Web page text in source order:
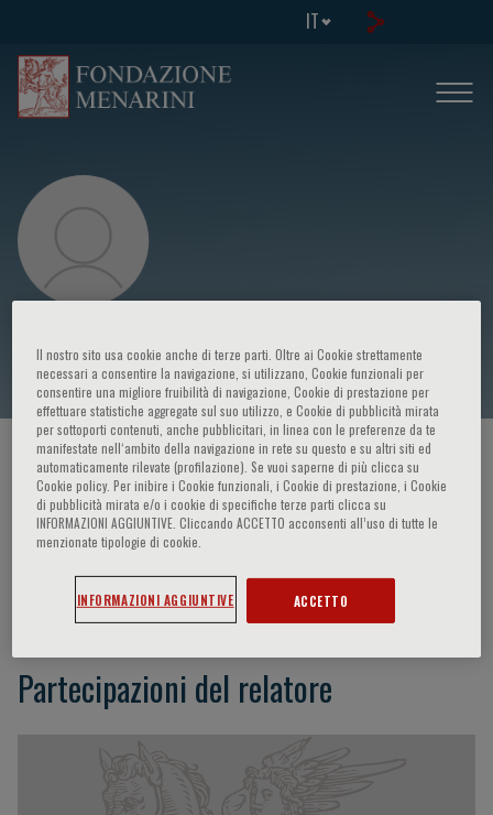
IT
Rosario Pivonello
HOME PAGE / CORSI ED EVENTI / RELATORE
Rosario Pivonello
Partecipazioni del relatore
Il nostro sito usa cookie anche di terze parti. Oltre ai Cookie strettamente
necessari a consentire la navigazione, si utilizzano, Cookie funzionali per
consentire una migliore fruibilità di navigazione, Cookie di prestazione per
effettuare statistiche aggregate sul suo utilizzo, e Cookie di pubblicità mirata
per sottoporti contenuti, anche pubblicitari, in linea con le preferenze da te
manifestate nell‘ambito della navigazione in rete su questo e su altri siti ed
automaticamente rilevate (profilazione). Se vuoi saperne di più clicca su
Cookie policy. Per inibire i Cookie funzionali, i Cookie di prestazione, i Cookie
di pubblicità mirata e/o i cookie di specifiche terze parti clicca su
INFORMAZIONI AGGIUNTIVE. Cliccando ACCETTO acconsenti all’uso di tutte le
menzionate tipologie di cookie.
INFORMAZIONI AGGIUNTIVE ACCETTO